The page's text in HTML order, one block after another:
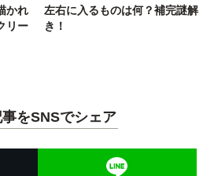
かれ
リー
左右に入るものは何？補完謎解
き！
をSNSでシェア